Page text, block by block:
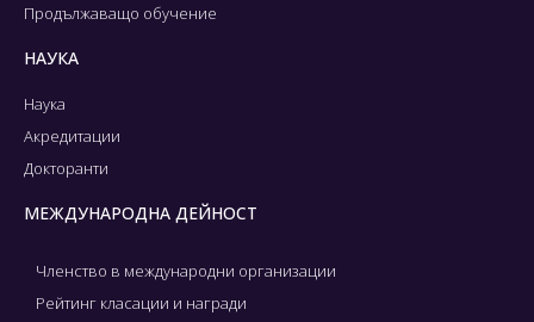
Продължаващо обучение
НАУКА
Наука
Акредитации
Докторанти
МЕЖДУНАРОДНА ДЕЙНОСТ
Членство в международни организации
Рейтинг класации и награди